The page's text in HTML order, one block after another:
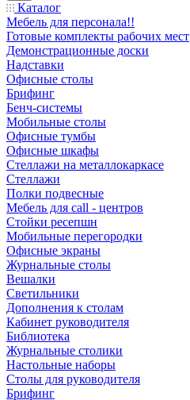
Каталог
Мебель для персонала!!
Готовые комплекты рабочих мест
Демонстрационные доски
Надставки
Офисные столы
Брифинг
Бенч-системы
Мобильные столы
Офисные тумбы
Офисные шкафы
Стеллажи на металлокаркасе
Стеллажи
Полки подвесные
Мебель для call - центров
Стойки ресепшн
Мобильные перегородки
Офисные экраны
Журнальные столы
Вешалки
Светильники
Дополнения к столам
Кабинет руководителя
Библиотека
Журнальные столики
Настольные наборы
Столы для руководителя
Брифинг